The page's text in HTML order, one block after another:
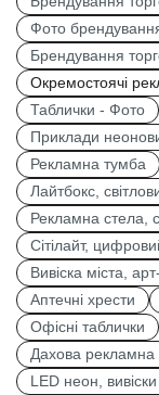
Фото
Брендування
Окремостоячі
Таблички - Фото
Приклади
Рекламна тумба
Лайтбокс,
Рекламна стела,
Сітілайт,
Вивіска міста,
Аптечні хрести
Офісні таблички
Дахова рекламна
LED неон,